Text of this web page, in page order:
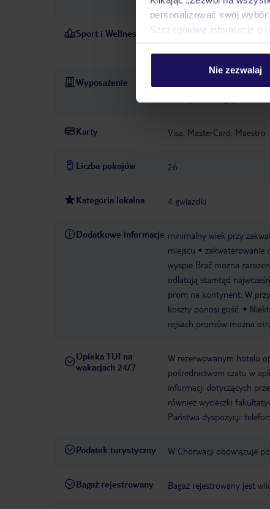
personalizować swój wybór
Szczegółowe informacje o
Nie zezwalaj
Sport i Wellness Sauny: 1 Strefa wellness/
Wyposażenie
Karty Visa, MasterCard, Maestro
Liczba pokojów 26
Kategoria lokalna 4 gwiazdki
Dodatkowe informacje minimalny wiek przy
miejscu
zakwaterowanie
wyspie Brač można
odlatują stamtąd
prom na kontynent. W
koszty ponosi gość.
rejsach promów można
Opieka TUI na
wakacjach 24/7
W rezerwowanym hotelu
pośrednictwem czatu w
informacji dotyczących
również wycieczki
Państwa dyspozycji:
Podatek turystyczny W Chorwacji obowiązuje
Bagaż rejestrowany Bagaż rejestrowany jest